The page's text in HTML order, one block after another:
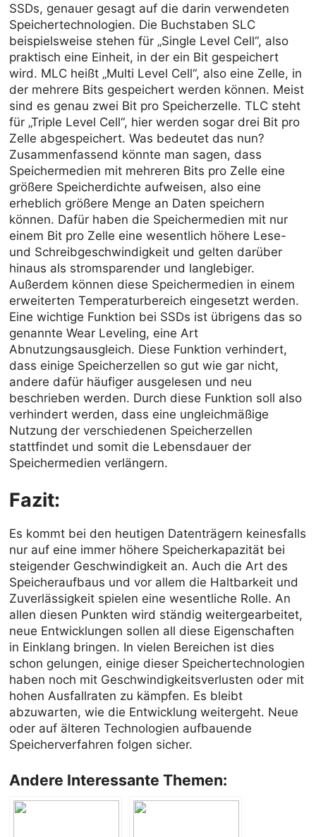
SSDs, genauer gesagt auf die darin verwendeten
Speichertechnologien. Die Buchstaben SLC
beispielsweise stehen für „Single Level Cell“, also
praktisch eine Einheit, in der ein Bit gespeichert
wird. MLC heißt „Multi Level Cell“, also eine Zelle, in
der mehrere Bits gespeichert werden können. Meist
sind es genau zwei Bit pro Speicherzelle. TLC steht
für „Triple Level Cell“, hier werden sogar drei Bit pro
Zelle abgespeichert. Was bedeutet das nun?
Zusammenfassend könnte man sagen, dass
Speichermedien mit mehreren Bits pro Zelle eine
größere Speicherdichte aufweisen, also eine
erheblich größere Menge an Daten speichern
können. Dafür haben die Speichermedien mit nur
einem Bit pro Zelle eine wesentlich höhere Lese-
und Schreibgeschwindigkeit und gelten darüber
hinaus als stromsparender und langlebiger.
Außerdem können diese Speichermedien in einem
erweiterten Temperaturbereich eingesetzt werden.
Eine wichtige Funktion bei SSDs ist übrigens das so
genannte Wear Leveling, eine Art
Abnutzungsausgleich. Diese Funktion verhindert,
dass einige Speicherzellen so gut wie gar nicht,
andere dafür häufiger ausgelesen und neu
beschrieben werden. Durch diese Funktion soll also
verhindert werden, dass eine ungleichmäßige
Nutzung der verschiedenen Speicherzellen
stattfindet und somit die Lebensdauer der
Speichermedien verlängern.
Fazit:
Es kommt bei den heutigen Datenträgern keinesfalls
nur auf eine immer höhere Speicherkapazität bei
steigender Geschwindigkeit an. Auch die Art des
Speicheraufbaus und vor allem die Haltbarkeit und
Zuverlässigkeit spielen eine wesentliche Rolle. An
allen diesen Punkten wird ständig weitergearbeitet,
neue Entwicklungen sollen all diese Eigenschaften
in Einklang bringen. In vielen Bereichen ist dies
schon gelungen, einige dieser Speichertechnologien
haben noch mit Geschwindigkeitsverlusten oder mit
hohen Ausfallraten zu kämpfen. Es bleibt
abzuwarten, wie die Entwicklung weitergeht. Neue
oder auf älteren Technologien aufbauende
Speicherverfahren folgen sicher.
Andere Interessante Themen: